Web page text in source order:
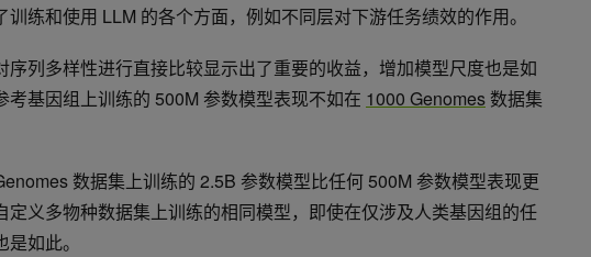
练和使用 LLM 的各个方面，例如不同层对下游任务绩效的作用。
序列多样性进行直接比较显示出了重要的收益，增加模型尺度也是如
考基因组上训练的 500M 参数模型表现不如在 1000 Genomes 数据集
数据集上训练的 2.5B 参数模型比任何 500M 参数模型表现更
定义多物种数据集上训练的相同模型，即使在仅涉及人类基因组的任
如此。